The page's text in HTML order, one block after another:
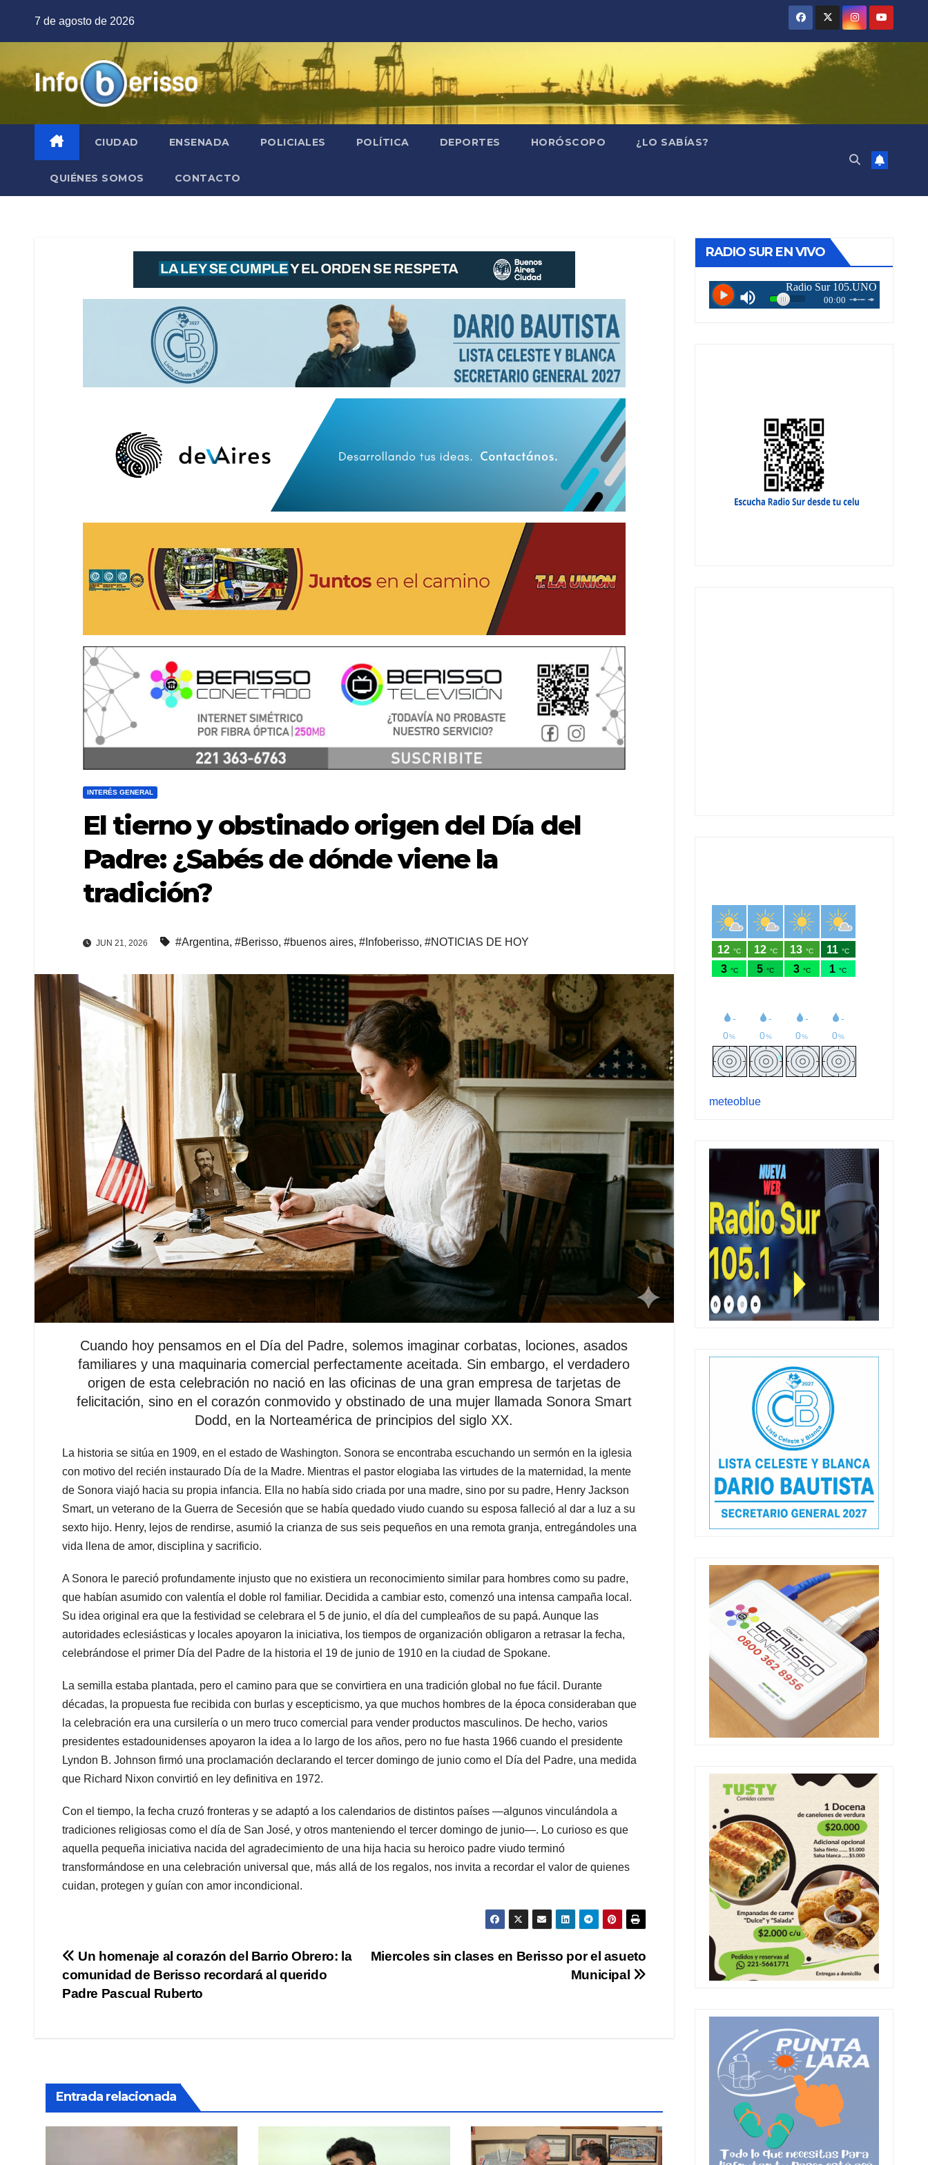
7 de agosto de 2026
CIUDAD ENSENADA POLICIALES POLÍTICA DEPORTES HORÓSCOPO ¿LO SABÍAS?
QUIÉNES SOMOS CONTACTO
INTERÉS GENERAL
El tierno y obstinado origen del Día del
Padre: ¿Sabés de dónde viene la
tradición?
JUN 21, 2026 #Argentina, #Berisso, #buenos aires, #Infoberisso, #NOTICIAS DE HOY
Cuando hoy pensamos en el Día del Padre, solemos imaginar corbatas, lociones, asados
familiares y una maquinaria comercial perfectamente aceitada. Sin embargo, el verdadero
origen de esta celebración no nació en las oficinas de una gran empresa de tarjetas de
felicitación, sino en el corazón conmovido y obstinado de una mujer llamada Sonora Smart
Dodd, en la Norteamérica de principios del siglo XX.
La historia se sitúa en 1909, en el estado de Washington. Sonora se encontraba escuchando un sermón en la iglesia
con motivo del recién instaurado Día de la Madre. Mientras el pastor elogiaba las virtudes de la maternidad, la mente
de Sonora viajó hacia su propia infancia. Ella no había sido criada por una madre, sino por su padre, Henry Jackson
Smart, un veterano de la Guerra de Secesión que se había quedado viudo cuando su esposa falleció al dar a luz a su
sexto hijo. Henry, lejos de rendirse, asumió la crianza de sus seis pequeños en una remota granja, entregándoles una
vida llena de amor, disciplina y sacrificio.
A Sonora le pareció profundamente injusto que no existiera un reconocimiento similar para hombres como su padre,
que habían asumido con valentía el doble rol familiar. Decidida a cambiar esto, comenzó una intensa campaña local.
Su idea original era que la festividad se celebrara el 5 de junio, el día del cumpleaños de su papá. Aunque las
autoridades eclesiásticas y locales apoyaron la iniciativa, los tiempos de organización obligaron a retrasar la fecha,
celebrándose el primer Día del Padre de la historia el 19 de junio de 1910 en la ciudad de Spokane.
La semilla estaba plantada, pero el camino para que se convirtiera en una tradición global no fue fácil. Durante
décadas, la propuesta fue recibida con burlas y escepticismo, ya que muchos hombres de la época consideraban que
la celebración era una cursilería o un mero truco comercial para vender productos masculinos. De hecho, varios
presidentes estadounidenses apoyaron la idea a lo largo de los años, pero no fue hasta 1966 cuando el presidente
Lyndon B. Johnson firmó una proclamación declarando el tercer domingo de junio como el Día del Padre, una medida
que Richard Nixon convirtió en ley definitiva en 1972.
Con el tiempo, la fecha cruzó fronteras y se adaptó a los calendarios de distintos países —algunos vinculándola a
tradiciones religiosas como el día de San José, y otros manteniendo el tercer domingo de junio—. Lo curioso es que
aquella pequeña iniciativa nacida del agradecimiento de una hija hacia su heroico padre viudo terminó
transformándose en una celebración universal que, más allá de los regalos, nos invita a recordar el valor de quienes
cuidan, protegen y guían con amor incondicional.
Navegación
de
Miercoles sin clases en Berisso por el asueto
Municipal
Un homenaje al corazón del Barrio Obrero: la
comunidad de Berisso recordará al querido
Padre Pascual Ruberto
Entrada relacionada
RADIO SUR EN VIVO
meteoblue